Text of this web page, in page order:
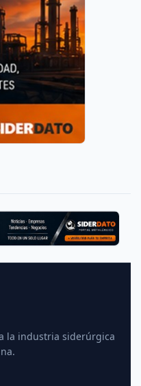
la industria siderúrgica